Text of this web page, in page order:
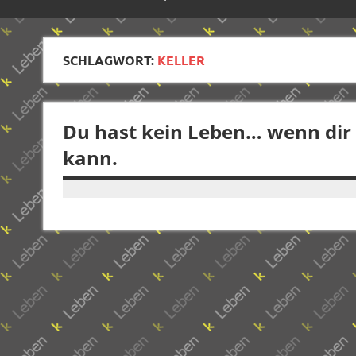
SCHLAGWORT: KELLER
Du hast kein Leben… wenn
kann.